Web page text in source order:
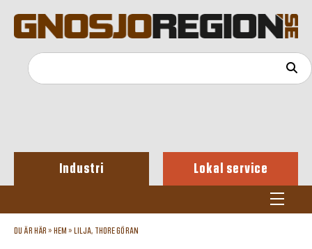
Industri Lokal service
DU ÄR HÄR » HEM » LILJA, THORE GÖRAN